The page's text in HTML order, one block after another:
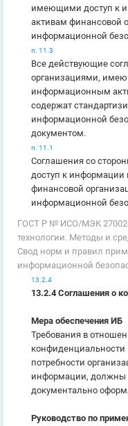
имеющими доступ к
активам финансовой
информационной
п. 11.3
Все действующие
организациями,
информационным
содержат
информационной
документом.
п. 11.1
Соглашения со
доступ к
финансовой
информационной
ГОСТ Р № ИСО/МЭК
технологии. Методы и
Свод норм и правил
информационной
13.2.4
13.2.4 Соглашения о
Мера обеспечения ИБ
Требования в
потребности
информации, должны
документально
Руководство по